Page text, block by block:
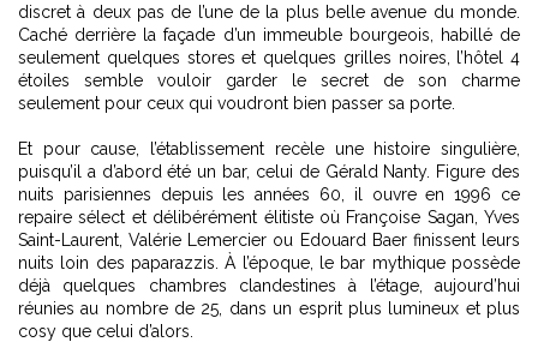
discret à deux pas de l’une de la plus belle avenue du monde.
Caché derrière la façade d’un immeuble bourgeois, habillé de
seulement quelques stores et quelques grilles noires, l’hôtel 4
étoiles semble vouloir garder le secret de son charme
seulement pour ceux qui voudront bien passer sa porte.
Et pour cause, l’établissement recèle une histoire singulière,
puisqu’il a d’abord été un bar, celui de Gérald Nanty. Figure des
nuits parisiennes depuis les années 60, il ouvre en 1996 ce
repaire sélect et délibérément élitiste où Françoise Sagan, Yves
Saint-Laurent, Valérie Lemercier ou Edouard Baer finissent leurs
nuits loin des paparazzis. À l’époque, le bar mythique possède
déjà quelques chambres clandestines à l’étage, aujourd’hui
réunies au nombre de 25, dans un esprit plus lumineux et plus
cosy que celui d’alors.